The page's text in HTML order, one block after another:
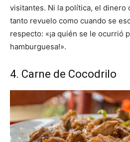
visitantes. Ni la política, el dinero
tanto revuelo como cuando se
respecto: «¡a quién se le ocurrió
hamburguesa!».
4. Carne de Cocodrilo